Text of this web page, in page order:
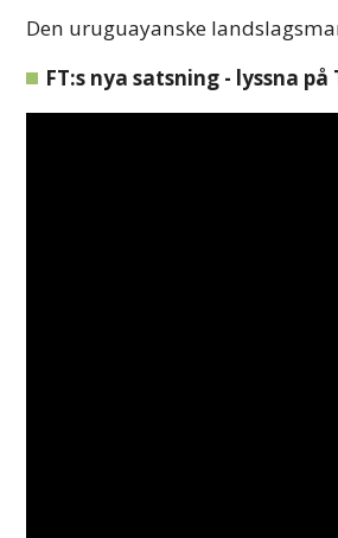
Den uruguayanske
FT:s nya satsning - lyssna